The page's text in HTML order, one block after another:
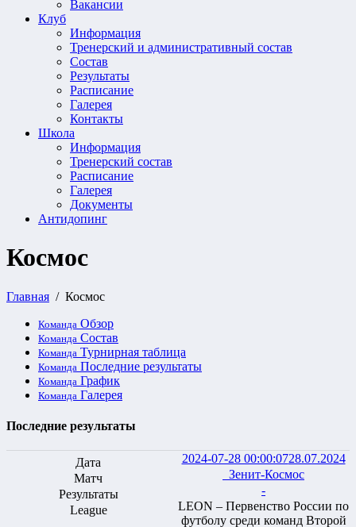
Вакансии
Клуб
Информация
Тренерский и административный состав
Состав
Результаты
Расписание
Галерея
Контакты
Школа
Информация
Тренерский состав
Расписание
Галерея
Документы
Антидопинг
Космос
Главная Космос
Команда Обзор
Команда Состав
Команда Турнирная таблица
Команда Последние результаты
Команда График
Команда Галерея
Последние результаты
2024-07-28 00:00:0728.07.2024
Зенит-Космос
-
LEON – Первенство России по
футболу среди команд Второй